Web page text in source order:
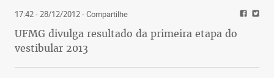
17:42 - 28/12/2012- Compartilhe
UFMG divulga resultado da primeira etapa do
vestibular 2013